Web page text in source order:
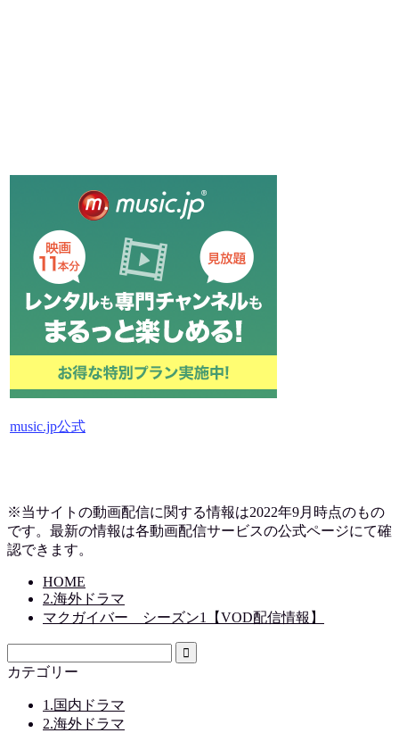
music.jp公式
※当サイトの動画配信に関する情報は2022年9月時点のもの
です。最新の情報は各動画配信サービスの公式ページにて確
認できます。
HOME
2.海外ドラマ
マクガイバー シーズン1【VOD配信情報】
カテゴリー
1.国内ドラマ
2.海外ドラマ